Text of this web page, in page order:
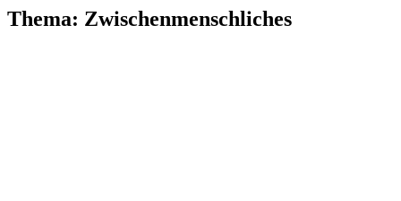
Thema: Zwischenmenschliches